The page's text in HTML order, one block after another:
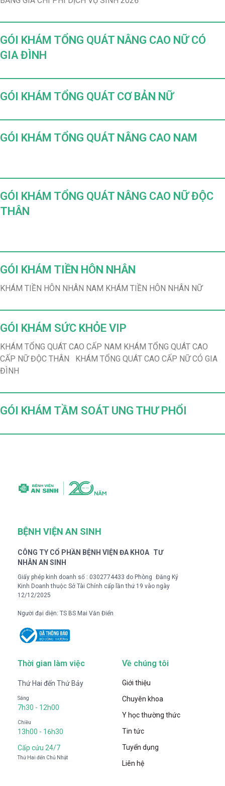
GÓI KHÁM TỔNG QUÁT NÂNG CAO NỮ CÓ
GIA ĐÌNH
GÓI KHÁM TỔNG QUÁT CƠ BẢN NỮ
GÓI KHÁM TỔNG QUÁT NÂNG CAO NAM
GÓI KHÁM TỔNG QUÁT NÂNG CAO NỮ ĐỘC
THÂN
GÓI KHÁM TIỀN HÔN NHÂN
KHÁM TIỀN HÔN NHÂN NAM KHÁM TIỀN HÔN NHÂN NỮ
GÓI KHÁM SỨC KHỎE VIP
KHÁM TỔNG QUÁT CAO CẤP NAM KHÁM TỔNG QUÁT CAO
CẤP NỮ ĐỘC THÂN KHÁM TỔNG QUÁT CAO CẤP NỮ CÓ GIA
ĐÌNH
GÓI KHÁM TẦM SOÁT UNG THƯ PHỔI
BỆNH VIỆN AN SINH
CÔNG TY CỔ PHẦN BỆNH VIỆN ĐA KHOA TƯ
NHÂN AN SINH
Giấy phép kinh doanh số : 0302774433 do Phòng Đăng Ký
Kinh Doanh thuộc Sở Tài Chính cấp lần thứ 19 vào ngày
12/12/2025
Người đại diện: TS BS Mai Văn Điển
Thời gian làm việc
Thứ Hai đến Thứ Bảy
Sáng
7h30 - 12h00
Chiều
13h00 - 16h30
Cấp cứu 24/7
Thứ Hai đến Chủ Nhật
Về chúng tôi
Giới thiệu
Chuyên khoa
Y học thường thức
Tin tức
Tuyển dụng
Liên hệ